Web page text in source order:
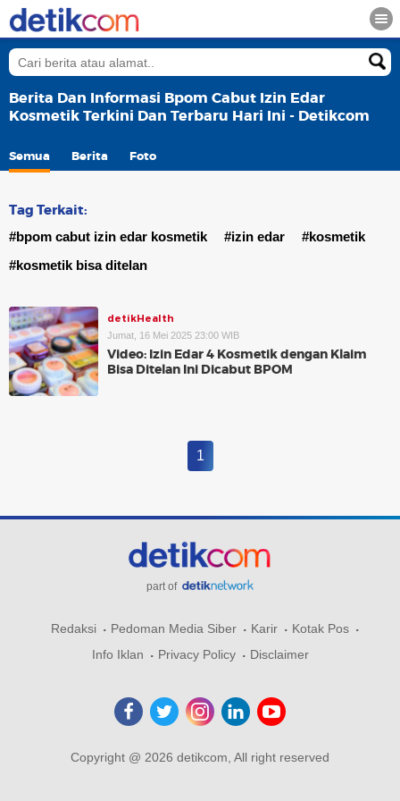
Berita Dan Informasi Bpom Cabut Izin Edar
Kosmetik Terkini Dan Terbaru Hari Ini - Detikcom
Semua Berita Foto
Tag Terkait:
#bpom cabut izin edar kosmetik #izin edar
#kosmetik
#kosmetik bisa ditelan
detikHealth
Jumat, 16 Mei 2025 23:00 WIB
Video: Izin Edar 4 Kosmetik dengan Klaim
Bisa Ditelan Ini Dicabut BPOM
1
part of
Redaksi Pedoman Media Siber Karir
Kotak Pos
Info Iklan
Privacy Policy Disclaimer
Copyright @ 2026 detikcom, All right reserved